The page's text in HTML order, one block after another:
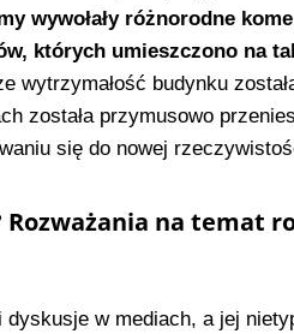
wywołały różnorodne
których umieszczono na
wytrzymałość budynku
została przymusowo
się do nowej
na temat
dyskusje w mediach, a jej